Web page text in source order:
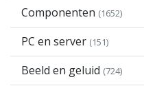
Componenten (1652)
PC en server (151)
Beeld en geluid (724)